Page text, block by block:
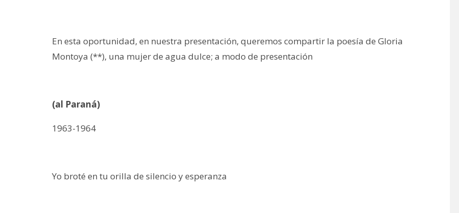
En esta oportunidad, en nuestra presentación, queremos compartir la poesía de Gloria
Montoya (**), una mujer de agua dulce; a modo de presentación
(al Paraná)
1963-1964
Yo broté en tu orilla de silencio y esperanza